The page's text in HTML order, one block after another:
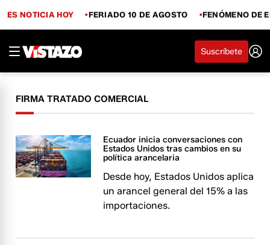
ES NOTICIA HOY FERIADO 10 DE AGOSTO FENÓMENO DE
Suscríbete
FIRMA TRATADO COMERCIAL
Ecuador inicia conversaciones con
Estados Unidos tras cambios en su
política arancelaria
Desde hoy, Estados Unidos aplica
un arancel general del 15% a las
importaciones.